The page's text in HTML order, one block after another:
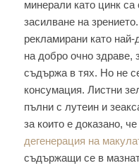
минерали като цинк
засилване на
рекламирани като най-
на добро очно здраве,
съдържа в тях. Но не
консумация. Листни
пълни с лутеин и
за които е доказано,
дегенерация на
съдържащи се в